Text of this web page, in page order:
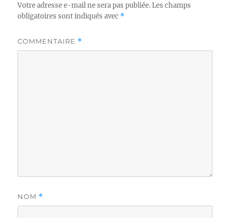
Votre adresse e-mail ne sera pas publiée. Les champs
obligatoires sont indiqués avec *
COMMENTAIRE *
NOM *